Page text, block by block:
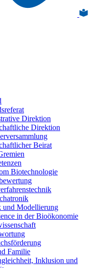
Direktion
Direktion
Beirat
Biotechnologie
und Modellierung
in der Bioökonomie
Familie
Inklusion und